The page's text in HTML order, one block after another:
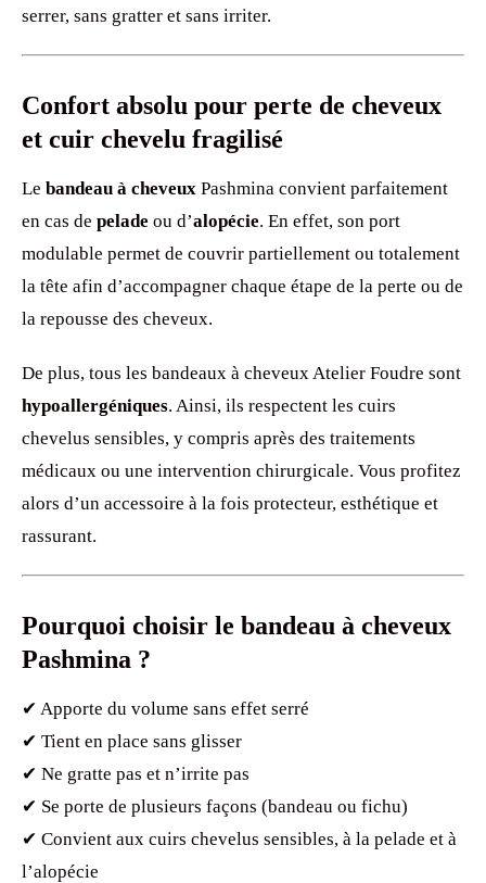
serrer, sans gratter et sans irriter.
Confort absolu pour perte de cheveux
et cuir chevelu fragilisé
Le bandeau à cheveux Pashmina convient parfaitement
en cas de pelade ou d’alopécie. En effet, son port
modulable permet de couvrir partiellement ou totalement
la tête afin d’accompagner chaque étape de la perte ou de
la repousse des cheveux.
De plus, tous les bandeaux à cheveux Atelier Foudre sont
hypoallergéniques. Ainsi, ils respectent les cuirs
chevelus sensibles, y compris après des traitements
médicaux ou une intervention chirurgicale. Vous profitez
alors d’un accessoire à la fois protecteur, esthétique et
rassurant.
Pourquoi choisir le bandeau à cheveux
Pashmina ?
✔ Apporte du volume sans effet serré
✔ Tient en place sans glisser
✔ Ne gratte pas et n’irrite pas
✔ Se porte de plusieurs façons (bandeau ou fichu)
✔ Convient aux cuirs chevelus sensibles, à la pelade et à
l’alopécie